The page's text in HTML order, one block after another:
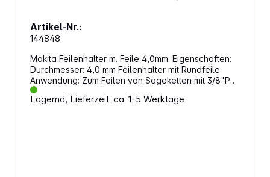
Metall Gewicht: 75 g
Artikel-Nr.:
144848
Makita Feilenhalter m. Feile 4,0mm. Eigenschaften:
Durchmesser: 4,0 mm Feilenhalter mit Rundfeile
Anwendung: Zum Feilen von Sägeketten mit 3/8"P
oder 1/4" Teilung. Feilwinkel 30°
Lagernd, Lieferzeit: ca. 1-5 Werktage